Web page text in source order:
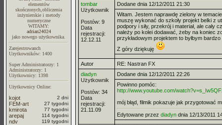
elementów
skończonych,obliczenia
inżynierskie i metody
numeryczne
WITAMY:
adrian24024
jako nowego użytkownika.
Zarejestrowanch
Uzytkowników: 1400
Super Administratorzy: 1
Administratorzy: 1
Użytkownicy: 1398
Użytkownicy Online:
kojot 2 dni
FEM-art 27 tygodni
kmirota 77 tygodni
arepaj 114 tygodni
ndv 119 tygodni
tombar
Użytkownik
Postów: 9
Data
rejestracji:
12.12.11
Dodane dnia 12/12/2011 21:30
Witam. Jestem naprawdę zielony w
muszę wykonać do szkoły projekt belki z
podpory i siły, przekrój i materiał, ale
należy po kolei dodawać, żeby na koniec
przykładowym projektem to byłbym
Z góry dziękuję
Autor
RE: Nastran FX
diadyn
Użytkownik
Postów: 34
Data
rejestracji:
21.11.09
Dodane dnia 12/12/2011 22:26
Powinno pomóc:
http://www.youtube.com/
mój błąd, filmik pokazuje jak przygotować
Edytowane przez diadyn dnia 12/13/2011